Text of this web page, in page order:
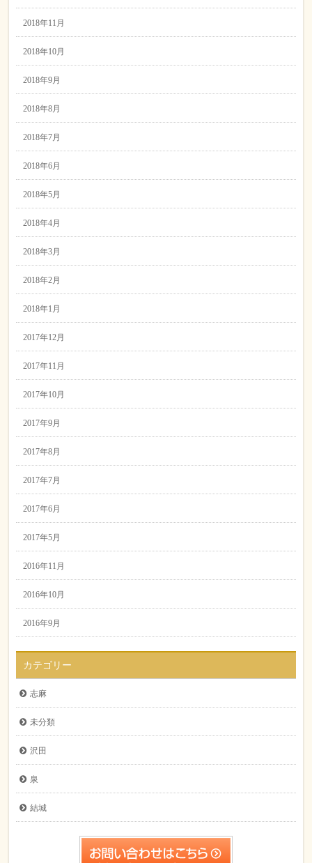
2018年11月
2018年10月
2018年9月
2018年8月
2018年7月
2018年6月
2018年5月
2018年4月
2018年3月
2018年2月
2018年1月
2017年12月
2017年11月
2017年10月
2017年9月
2017年8月
2017年7月
2017年6月
2017年5月
2016年11月
2016年10月
2016年9月
カテゴリー
志麻
未分類
沢田
泉
結城